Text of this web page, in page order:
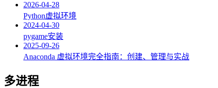
2026-04-28
Python虚拟环境
2024-04-30
pygame安装
2025-09-26
Anaconda 虚拟环境完全指南：创建、管理与实战
多进程